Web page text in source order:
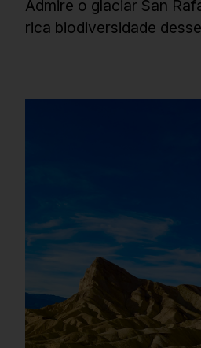
Admire o glaciar San
rica biodiversidade